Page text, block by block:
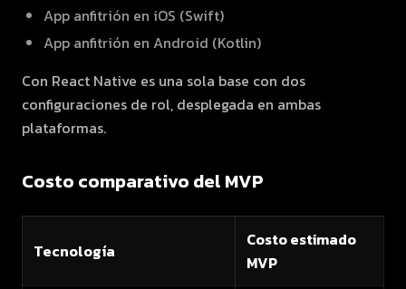
App anfitrión en iOS (Swift)
App anfitrión en Android (Kotlin)
Con React Native es una sola base con dos
configuraciones de rol, desplegada en ambas
plataformas.
Costo comparativo del MVP
Tecnología
Costo estimado
MVP